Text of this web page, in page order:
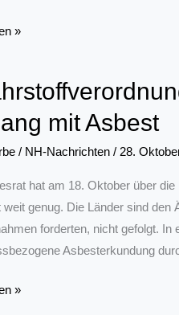
»
mit Asbest
/ NH-Nachrichten / 28.
hat am 18. Oktober über
weit genug. Die Länder sind
forderten, nicht gefolgt.
Asbesterkundung
»